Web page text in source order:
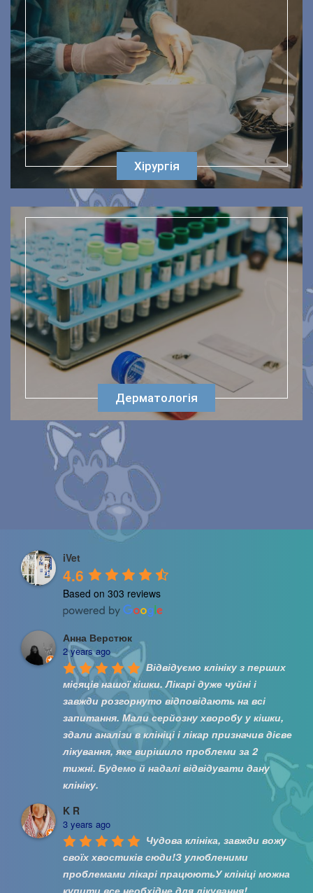
Хірургія
Дерматологія
iVet
4.6
Based on 303 reviews
Анна Верстюк
2 years ago
Відвідуємо клініку з перших
місяців нашої кішки. Лікарі дуже чуйні і
завжди розгорнуто відповідають на всі
запитання. Мали серйозну хворобу у кішки,
здали аналізи в клініці і лікар призначив дієве
лікування, яке вирішило проблеми за 2
тижні. Будемо й надалі відвідувати дану
клініку.
K R
3 years ago
Чудова клініка, завжди вожу
своїх хвостиків сюди!З улюбленими
проблемами лікарі працюютьУ клініці можна
купити все необхідне для лікування!